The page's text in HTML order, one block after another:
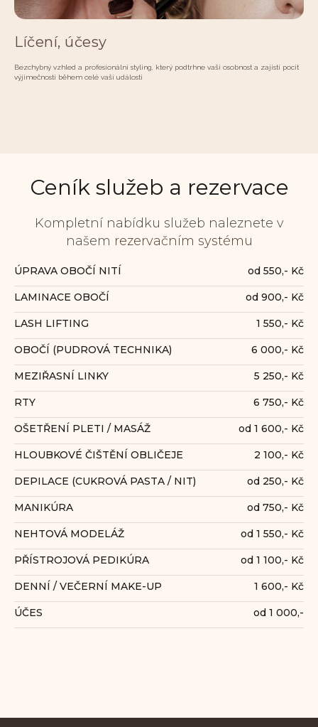
Líčení, účesy
Bezchybný vzhled a profesionální styling, který podtrhne vaši osobnost a zajistí pocit
výjimečnosti během celé vaší události
Ceník služeb a rezervace
Kompletní nabídku služeb naleznete v
našem rezervačním systému
ÚPRAVA OBOČÍ NITÍ od 550,- Kč
LAMINACE OBOČÍ od 900,- Kč
LASH LIFTING 1 550,- Kč
OBOČÍ (PUDROVÁ TECHNIKA) 6 000,- Kč
MEZIŘASNÍ LINKY 5 250,- Kč
RTY 6 750,- Kč
OŠETŘENÍ PLETI / MASÁŽ od 1 600,- Kč
HLOUBKOVÉ ČIŠTĚNÍ OBLIČEJE 2 100,- Kč
DEPILACE (CUKROVÁ PASTA / NIT) od 250,- Kč
MANIKÚRA od 750,- Kč
NEHTOVÁ MODELÁŽ od 1 550,- Kč
PŘÍSTROJOVÁ PEDIKÚRA od 1 100,- Kč
DENNÍ / VEČERNÍ MAKE-UP 1 600,- Kč
ÚČES od 1 000,-